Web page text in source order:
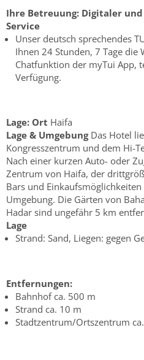
Ihre Betreuung: Digitaler
Service
Unser deutsch sprechendes
Ihnen 24 Stunden, 7 Tage die
Chatfunktion der myTui App,
Verfügung.
Lage: Ort Haifa
Lage & UmgebungDas Hotel
Kongresszentrum und dem Hi-
Nach einer kurzen Auto- oder
Zentrum von Haifa, der
Bars und
Umgebung. Die Gärten von
Hadar sind ungefähr 5 km
Lage
Strand: Sand, Liegen: gegen
Entfernungen:
Bahnhof ca. 500 m
Strand ca. 10 m
Stadtzentrum/Ortszentrum